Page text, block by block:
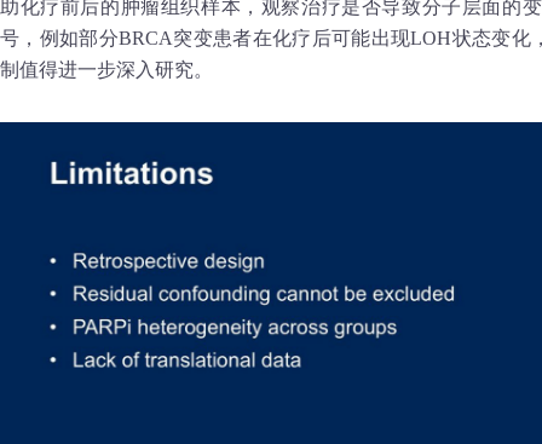
助化疗前后的肿瘤组织样本，观察治疗是否导致分子层面的
号，例如部分BRCA突变患者在化疗后可能出现LOH状态变化
制值得进一步深入研究。